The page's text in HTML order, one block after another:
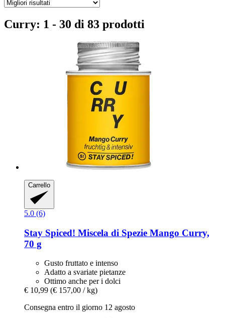
Curry: 1 - 30 di 83 prodotti
Carrello
5.0 (6)
Stay Spiced! Miscela di Spezie Mango Curry,
70 g
Gusto fruttato e intenso
Adatto a svariate pietanze
Ottimo anche per i dolci
€ 10,99 (€ 157,00 / kg)
Consegna entro il giorno 12 agosto